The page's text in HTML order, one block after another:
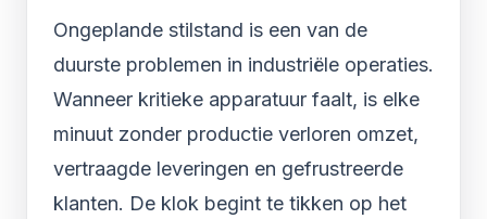
Ongeplande stilstand is een van de
duurste problemen in industriële operaties.
Wanneer kritieke apparatuur faalt, is elke
minuut zonder productie verloren omzet,
vertraagde leveringen en gefrustreerde
klanten. De klok begint te tikken op het